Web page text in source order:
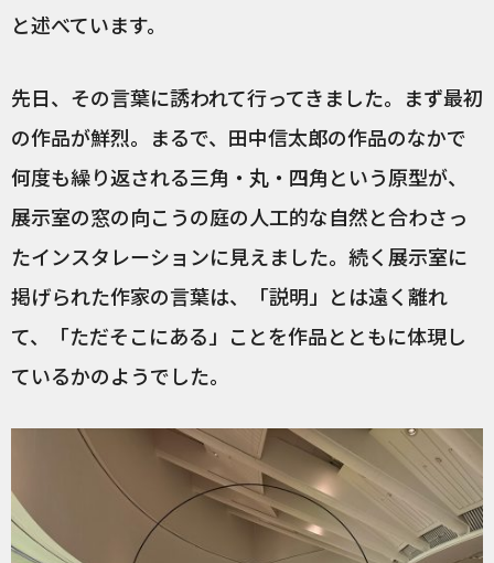
と述べています。
先日、その言葉に誘われて行ってきました。まず最初
の作品が鮮烈。まるで、田中信太郎の作品のなかで
何度も繰り返される三角・丸・四角という原型が、
展示室の窓の向こうの庭の人工的な自然と合わさっ
たインスタレーションに見えました。続く展示室に
掲げられた作家の言葉は、「説明」とは遠く離れ
て、「ただそこにある」ことを作品とともに体現し
ているかのようでした。